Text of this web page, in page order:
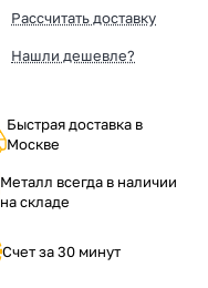
Рассчитать доставку
Нашли дешевле?
Быстрая доставка в
Москве
Металл всегда в наличии
на складе
Счет за 30 минут